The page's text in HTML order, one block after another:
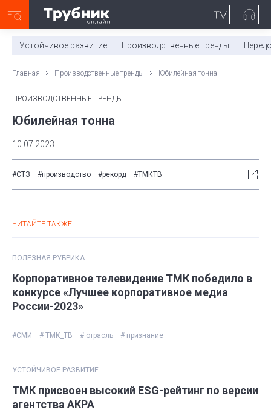
0:00/ 11:03
Устойчивое развитие Производственные тренды
Главная Производственные тренды Юбилейная тонна
ПРОИЗВОДСТВЕННЫЕ ТРЕНДЫ
Юбилейная тонна
10.07.2023
#СТЗ #производство #рекорд #ТМКТВ
ЧИТАЙТЕ ТАКЖЕ
ПОЛЕЗНАЯ РУБРИКА
Корпоративное телевидение ТМК победило в
конкурсе «Лучшее корпоративное медиа
России-2023»
#СМИ # ТМК_ТВ # отрасль # признание
УСТОЙЧИВОЕ РАЗВИТИЕ
ТМК присвоен высокий ESG-рейтинг по версии
агентства АКРА